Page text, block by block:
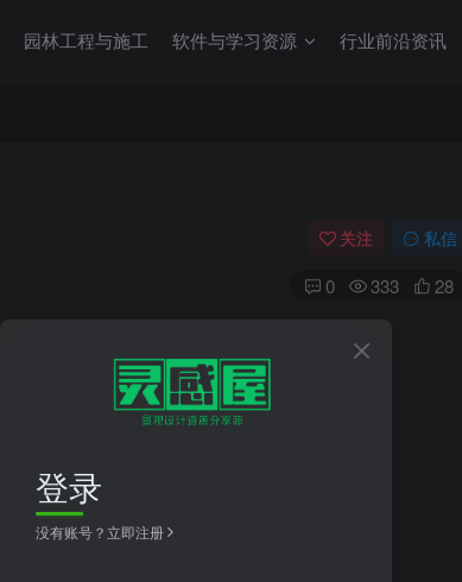
园林工程与施工 软件与学习资源 行业前沿资讯
关注 私信
0 333 28
登录
没有账号？立即注册